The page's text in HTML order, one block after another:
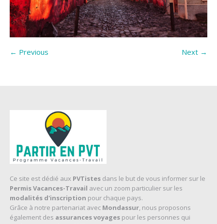
← Previous Next →
Ce site est dédié aux PVTistes dans le but de vous informer sur le
Permis Vacances-Travail avec un zoom particulier sur les
modalités d'inscription pour chaque pays.
Grâce à notre partenariat avec Mondassur, nous proposons
également des assurances voyages pour les personnes qui